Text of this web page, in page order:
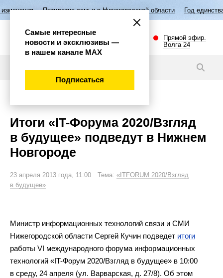
Пятилетие семьи в Нижегородской области Год единства народов
Прямой эфир.
Волга 24
Итоги «IT-Форума 2020/Взгляд
в будущее» подведут в Нижнем
Новгороде
23 апреля 2013 года, 11:00 Тема: «ITFORUM 2020/Взгляд
в будущее»
Министр информационных технологий связи и СМИ
Нижегородской области Сергей Кучин подведет итоги
работы VI международного форума информационных
технологий «IT-Форум 2020/Взгляд в будущее» в 10:00
в среду, 24 апреля (ул. Варварская, д. 27/8). Об этом
Самые интересные
новости и эксклюзивы —
в нашем канале МАХ
Подписаться